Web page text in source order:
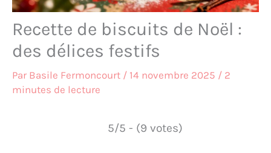
Recette de biscuits de Noël :
des délices festifs
Par Basile Fermoncourt / 14 novembre 2025 / 2
minutes de lecture
5/5 - (9 votes)